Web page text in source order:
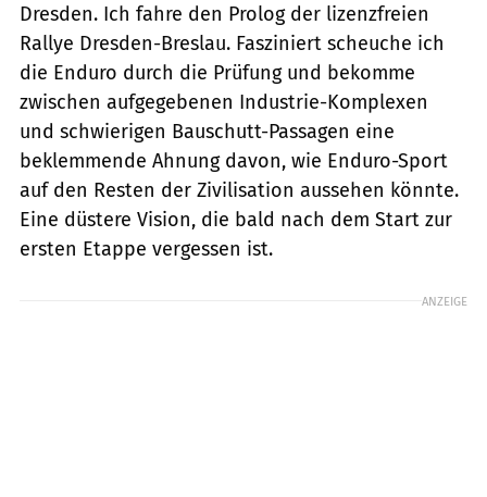
Dresden. Ich fahre den Prolog der lizenzfreien
Rallye Dresden-Breslau. Fasziniert scheuche ich
die Enduro durch die Prüfung und bekomme
zwischen aufgegebenen Industrie-Komplexen
und schwierigen Bauschutt-Passagen eine
beklemmende Ahnung davon, wie Enduro-Sport
auf den Resten der Zivilisation aussehen könnte.
Eine düstere Vision, die bald nach dem Start zur
ersten Etappe vergessen ist.
ANZEIGE